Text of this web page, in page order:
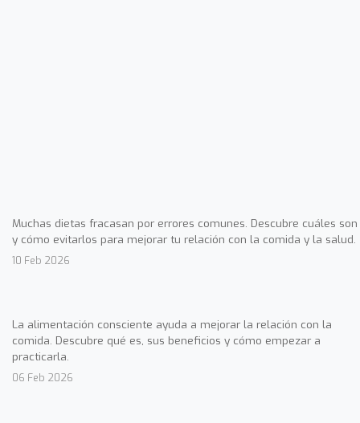
Muchas dietas fracasan por errores comunes. Descubre cuáles son
y cómo evitarlos para mejorar tu relación con la comida y la salud.
10 Feb 2026
La alimentación consciente ayuda a mejorar la relación con la
comida. Descubre qué es, sus beneficios y cómo empezar a
practicarla.
06 Feb 2026